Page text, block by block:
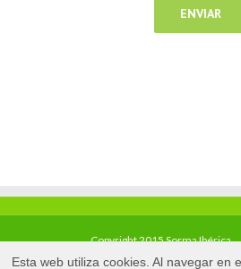
Copyright 2015 Sorma Ibérica
Esta web utiliza cookies. Al navegar en